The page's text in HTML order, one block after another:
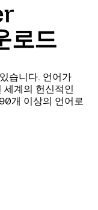
로드
습니다. 언어가
세계의 헌신적인
개 이상의 언어로